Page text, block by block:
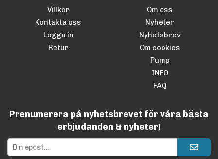
Villkor
Kontakta oss
Logga in
Retur
Om oss
Nyheter
Nyhetsbrev
Om cookies
Pump
INFO
FAQ
Prenumerera på nyhetsbrevet för våra bästa
erbjudanden & nyheter!